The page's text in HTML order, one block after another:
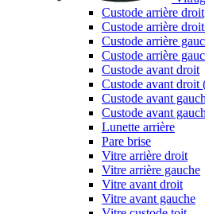
Custode arrière droit
Custode arrière
Custode arrière
Custode arrière
Custode avant droit
Custode avant droit
Custode avant
Custode avant
Lunette arrière
Pare brise
Vitre arrière droit
Vitre arrière gauche
Vitre avant droit
Vitre avant gauche